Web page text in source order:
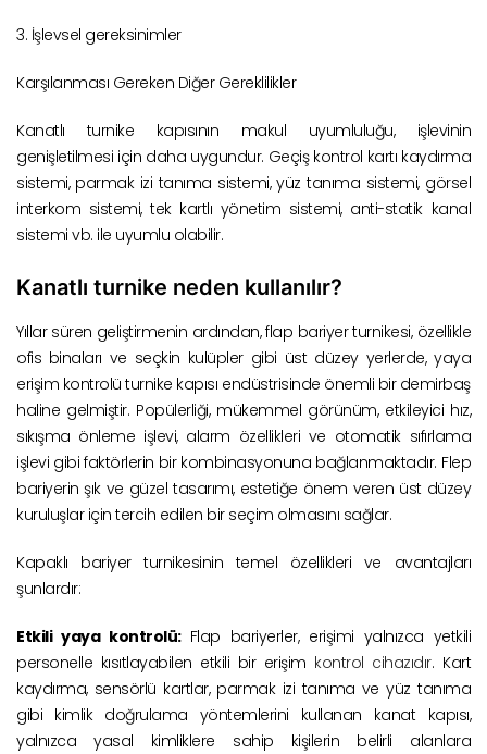
3. İşlevsel gereksinimler
Karşılanması Gereken Diğer Gereklilikler
Kanatlı turnike kapısının makul uyumluluğu, işlevinin
genişletilmesi için daha uygundur. Geçiş kontrol kartı kaydırma
sistemi, parmak izi tanıma sistemi, yüz tanıma sistemi, görsel
interkom sistemi, tek kartlı yönetim sistemi, anti-statik kanal
sistemi vb. ile uyumlu olabilir.
Kanatlı turnike neden kullanılır?
Yıllar süren geliştirmenin ardından, flap bariyer turnikesi, özellikle
ofis binaları ve seçkin kulüpler gibi üst düzey yerlerde, yaya
erişim kontrolü turnike kapısı endüstrisinde önemli bir demirbaş
haline gelmiştir. Popülerliği, mükemmel görünüm, etkileyici hız,
sıkışma önleme işlevi, alarm özellikleri ve otomatik sıfırlama
işlevi gibi faktörlerin bir kombinasyonuna bağlanmaktadır. Flep
bariyerin şık ve güzel tasarımı, estetiğe önem veren üst düzey
kuruluşlar için tercih edilen bir seçim olmasını sağlar.
Kapaklı bariyer turnikesinin temel özellikleri ve avantajları
şunlardır:
Etkili yaya kontrolü: Flap bariyerler, erişimi yalnızca yetkili
personelle kısıtlayabilen etkili bir erişim kontrol cihazıdır. Kart
kaydırma, sensörlü kartlar, parmak izi tanıma ve yüz tanıma
gibi kimlik doğrulama yöntemlerini kullanan kanat kapısı,
yalnızca yasal kimliklere sahip kişilerin belirli alanlara